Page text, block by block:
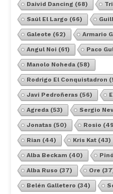
Daivid Dancing (68)
Saúl El Largo (66)
Galeote (62) Armario
Angul Noi (61) Paco
Manolo Noheda(58)
Rodrigo El Conquistadron
Javi Pedroñeras(56)
Agreda(53) Sergio
Jonatas(50) Rosio
Rian (44) Kris Kat(43)
Alba Beckam (40)
Alba Ruso (37) Ore
Belén Galletero (34)